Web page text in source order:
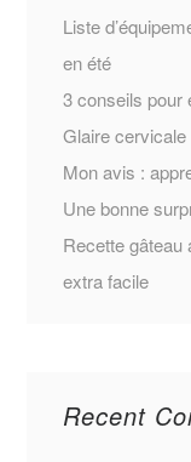
Liste
en été
3 conseils pour
Glaire
Mon avis :
Une bonne
Recette
extra facile
Recent